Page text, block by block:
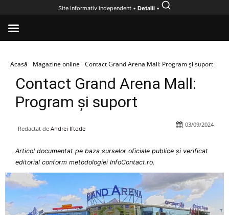
Acasă Magazine online Contact Grand Arena Mall: Program și suport
Contact Grand Arena Mall:
Program și suport
Redactat de Andrei Iftode
03/09/2024
Articol documentat pe baza surselor oficiale publice și verificat
editorial conform metodologiei InfoContact.ro.
Site informativ independent • Detalii•